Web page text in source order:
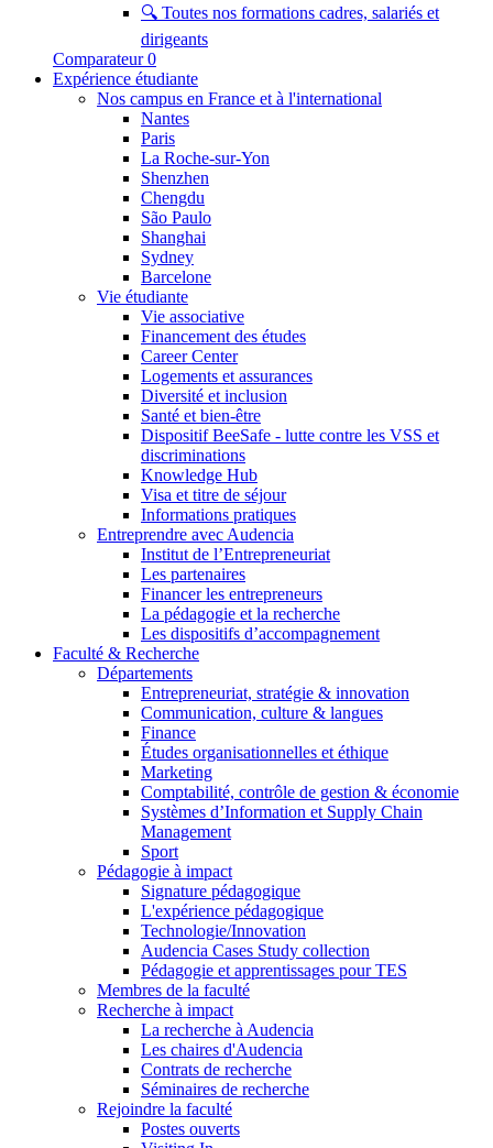
🔍 Toutes nos formations cadres, salariés et
dirigeants
Comparateur 0
Expérience étudiante
Nos campus en France et à l'international
Nantes
Paris
La Roche-sur-Yon
Shenzhen
Chengdu
São Paulo
Shanghai
Sydney
Barcelone
Vie étudiante
Vie associative
Financement des études
Career Center
Logements et assurances
Diversité et inclusion
Santé et bien-être
Dispositif BeeSafe - lutte contre les VSS et
discriminations
Knowledge Hub
Visa et titre de séjour
Informations pratiques
Entreprendre avec Audencia
Institut de l’Entrepreneuriat
Les partenaires
Financer les entrepreneurs
La pédagogie et la recherche
Les dispositifs d’accompagnement
Faculté & Recherche
Départements
Entrepreneuriat, stratégie & innovation
Communication, culture & langues
Finance
Études organisationnelles et éthique
Marketing
Comptabilité, contrôle de gestion & économie
Systèmes d’Information et Supply Chain
Management
Sport
Pédagogie à impact
Signature pédagogique
L'expérience pédagogique
Technologie/Innovation
Audencia Cases Study collection
Pédagogie et apprentissages pour TES
Membres de la faculté
Recherche à impact
La recherche à Audencia
Les chaires d'Audencia
Contrats de recherche
Séminaires de recherche
Rejoindre la faculté
Postes ouverts